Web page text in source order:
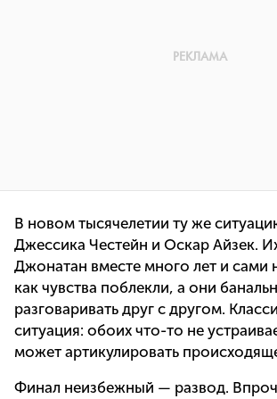
В новом тысячелетии ту же
Джессика Честейн и Оскар Айзек.
Джонатан вместе много лет и сами
как чувства поблекли, а они
разговаривать друг с другом.
ситуация: обоих что-то не
может артикулировать
Финал неизбежный — развод.